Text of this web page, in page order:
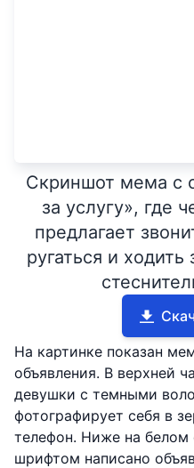
Скриншот мема с
за услугу», где
предлагает
ругаться и
На картинке показан
объявления. В верхней
девушки с темными
фотографирует себя в
телефон. Ниже на
шрифтом написано